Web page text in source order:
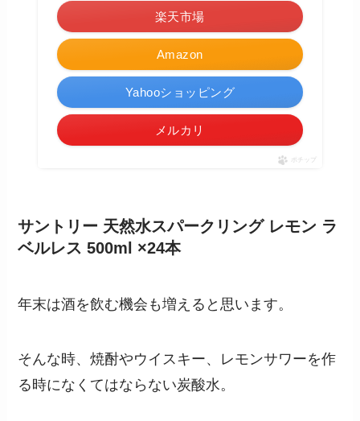
Amazon
楽天市場
Yahooショッピング
メルカリ
ポチップ
サントリー 天然水スパークリング レモン ラ
ベルレス 500ml ×24本
年末は酒を飲む機会も増えると思います。
そんな時、焼酎やウイスキー、レモンサワーを作
る時になくてはならない炭酸水。